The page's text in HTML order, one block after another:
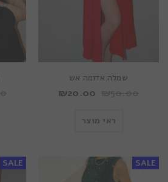
שמלה אדומה אש
₪20.00
ראי מוצר
SALE
SALE